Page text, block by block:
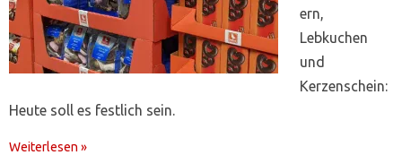
ern,
Lebkuchen
und
Kerzenschein:
Heute soll es festlich sein.
Weiterlesen »